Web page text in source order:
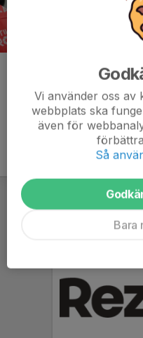
Vi använder oss
webbplats ska
även för
Så
Bara